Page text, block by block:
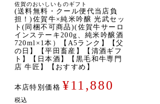
佐賀のおいしいものギフト
(送料無料・クール便代当店負
担！)佐賀牛×純米吟醸 光武セッ
ト(同梱不可商品)(佐賀牛サーロ
インステーキ200g、純米吟醸酒
720ml×1本）【A5ランク】【父
の日】【平田畜産】【清酒ギフ
ト】【日本酒】【黒毛和牛専門
店 牛匠】【おすすめ】
本店特別価格 ¥11,880
税込